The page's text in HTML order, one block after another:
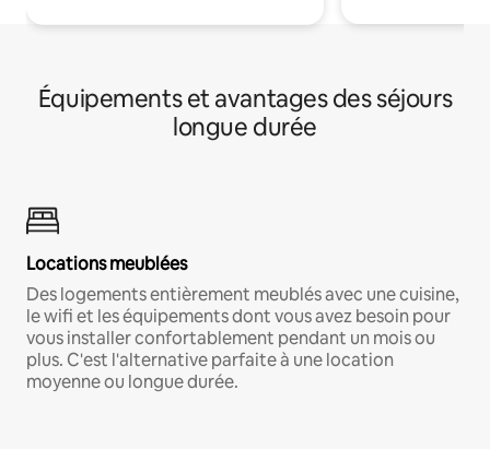
Équipements et avantages des séjours
longue durée
Locations meublées
Des logements entièrement meublés avec une cuisine,
le wifi et les équipements dont vous avez besoin pour
vous installer confortablement pendant un mois ou
plus. C'est l'alternative parfaite à une location
moyenne ou longue durée.